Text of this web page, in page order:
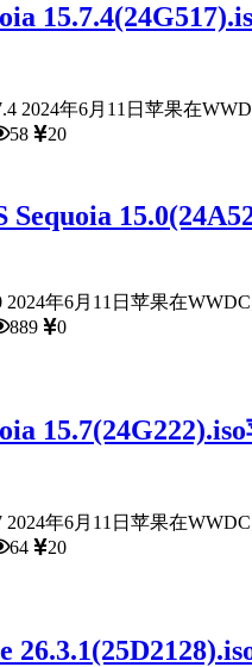
2024年6月11日苹果在
58
20
Sequoia
2024年6月11日苹果在
889
0
2024年6月11日苹果在
64
20